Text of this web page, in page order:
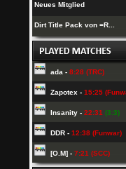
Neues Mitglied
Dirt Title Pack von =R...
ada - 8:28 (TRC)
Zapotex - 15:25
Insanity - 22:31 (3:3)
DDR - 12:38 (Funwar)
[O.M] - 7:21 (SCC)